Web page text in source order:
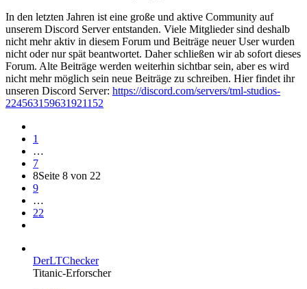
In den letzten Jahren ist eine große und aktive Community auf
unserem Discord Server entstanden. Viele Mitglieder sind deshalb
nicht mehr aktiv in diesem Forum und Beiträge neuer User wurden
nicht oder nur spät beantwortet. Daher schließen wir ab sofort dieses
Forum. Alte Beiträge werden weiterhin sichtbar sein, aber es wird
nicht mehr möglich sein neue Beiträge zu schreiben. Hier findet ihr
unseren Discord Server: https://discord.com/servers/tml-studios-
224563159631921152
1
…
7
8Seite 8 von 22
9
…
22
DerLTChecker
Titanic-Erforscher